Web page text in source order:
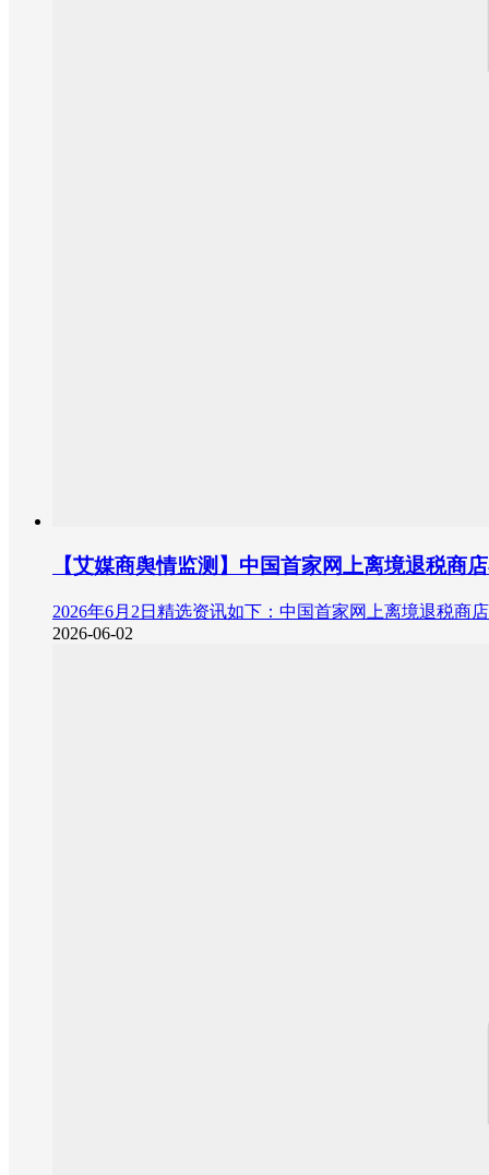
【艾媒商舆情监测】中国首家网上离境退税商
2026年6月2日精选资讯如下：中国首家网上离境退税商
2026-06-02